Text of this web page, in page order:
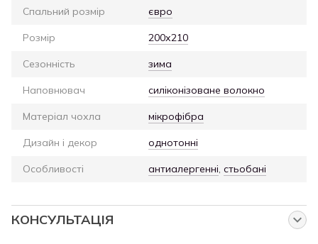
Спальний розмір євро
Розмір 200х210
Сезонність зима
Наповнювач силіконізоване волокно
Матеріал чохла мікрофібра
Дизайн і декор однотонні
Особливості антиалергенні, стьобані
КОНСУЛЬТАЦІЯ